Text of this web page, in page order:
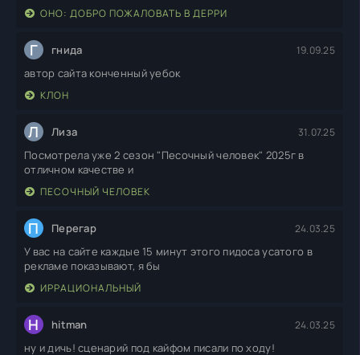
ОНО: ДОБРО ПОЖАЛОВАТЬ В ДЕРРИ
Г гнида 19.09.25
автор сайта конченный уебок
КЛОН
Л Лиза 31.07.25
Посмотрела уже 2 сезон "Песочный человек" 2025г в
отличном качестве и
ПЕСОЧНЫЙ ЧЕЛОВЕК
П Перегар 24.03.25
У вас на сайте каждые 15 минут этого пидоса усатого в
рекламе показывают, я бы
ИРРАЦИОНАЛЬНЫЙ
H hitman 24.03.25
ну и дичь! сценарий под кайфом писали по ходу!